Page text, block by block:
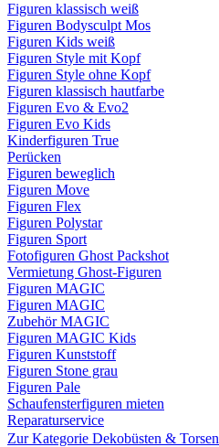
Figuren klassisch weiß
Figuren Bodysculpt Mos
Figuren Kids weiß
Figuren Style mit Kopf
Figuren Style ohne Kopf
Figuren klassisch hautfarbe
Figuren Evo & Evo2
Figuren Evo Kids
Kinderfiguren True
Perücken
Figuren beweglich
Figuren Move
Figuren Flex
Figuren Polystar
Figuren Sport
Fotofiguren Ghost Packshot
Vermietung Ghost-Figuren
Figuren MAGIC
Figuren MAGIC
Zubehör MAGIC
Figuren MAGIC Kids
Figuren Kunststoff
Figuren Stone grau
Figuren Pale
Schaufensterfiguren mieten
Reparaturservice
Zur Kategorie Dekobüsten & Torsen